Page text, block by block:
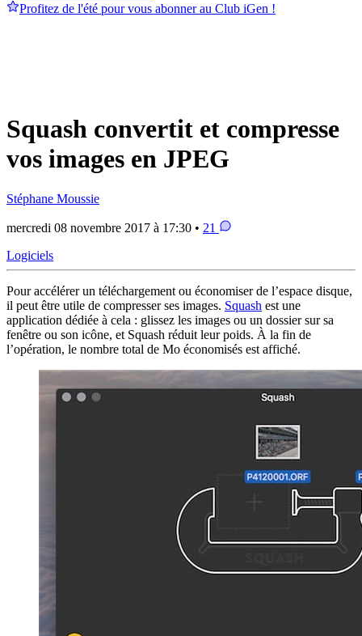
Profitez de l'été pour vous abonner au Club iGen !
Squash convertit et compresse
vos images en JPEG
Stéphane Moussie
mercredi 08 novembre 2017 à 17:30 • 21
Logiciels
Pour accélérer un téléchargement ou économiser de l’espace disque,
il peut être utile de compresser ses images. Squash est une
application dédiée à cela : glissez les images ou un dossier sur sa
fenêtre ou son icône, et Squash réduit leur poids. À la fin de
l’opération, le nombre total de Mo économisés est affiché.